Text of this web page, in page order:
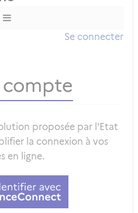
Se connecter
proposée par l'Etat
la connexion à vos
en ligne.